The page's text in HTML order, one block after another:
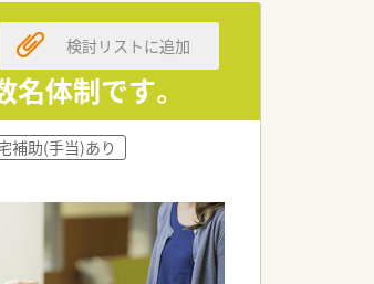
体制です。
検討リストに追加
補助(手当)あり